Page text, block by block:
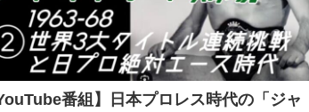
YouTube番組】日本プロレス時代の「ジャ